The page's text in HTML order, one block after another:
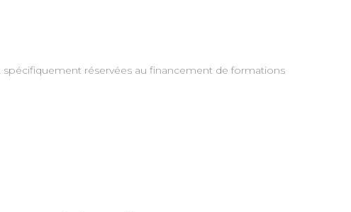
spécifiquement réservées au financement de formations